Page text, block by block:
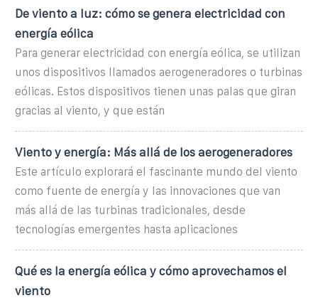
De viento a luz: cómo se genera electricidad con
energía eólica
Para generar electricidad con energía eólica, se utilizan
unos dispositivos llamados aerogeneradores o turbinas
eólicas. Estos dispositivos tienen unas palas que giran
gracias al viento, y que están
Viento y energía: Más allá de los aerogeneradores
Este artículo explorará el fascinante mundo del viento
como fuente de energía y las innovaciones que van
más allá de las turbinas tradicionales, desde
tecnologías emergentes hasta aplicaciones
Qué es la energía eólica y cómo aprovechamos el
viento